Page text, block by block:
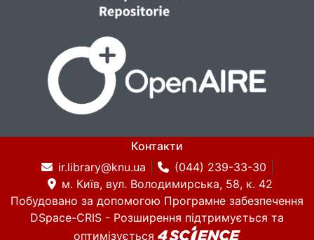
Контакти
ir.library@knu.ua
(044) 239-33-30
м. Київ, вул. Володимирська, 58, к. 42
Побудовано за допомогою Програмне забезпечення
DSpace-CRIS - Розширення підтримується та
оптимізується